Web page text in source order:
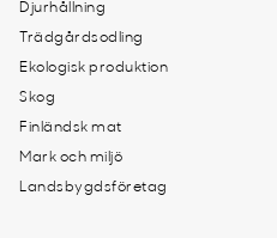
Djurhållning
Trädgårdsodling
Ekologisk produktion
Skog
Finländsk mat
Mark och miljö
Landsbygdsföretag